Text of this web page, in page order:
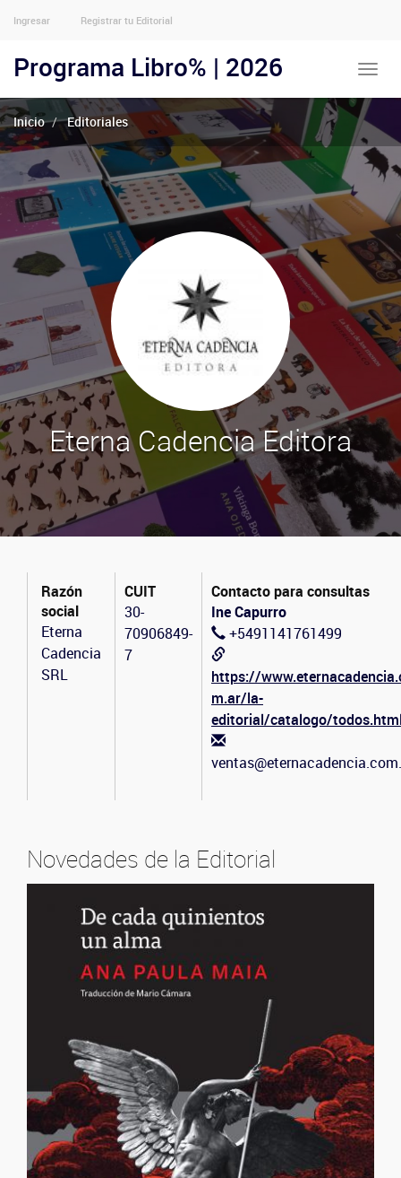
Menu
Usuarios
Anónimos
Ingresar Registrar tu Editorial
Toggle
Programa Libro% | 2026
Inicio Editoriales
Eterna Cadencia Editora
Razón
social
Eterna
Cadencia
SRL
CUIT
30-
70906849-
7
Contacto para consultas
Ine Capurro
+5491141761499
https://
m.ar/la-
editorial/catalogo/
Novedades de la Editorial